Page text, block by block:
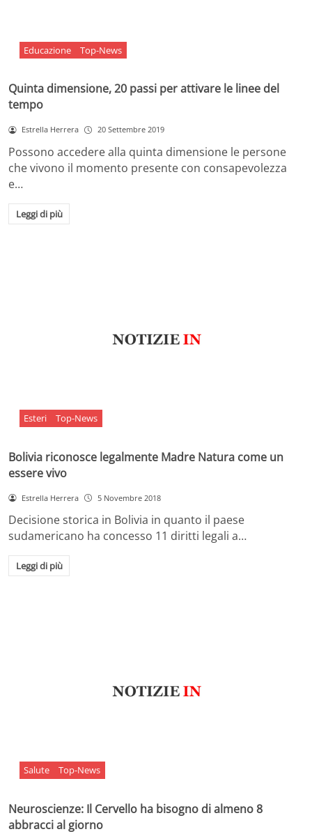
Educazione Top-News
Quinta dimensione, 20 passi per attivare le linee del
tempo
Estrella Herrera 20 Settembre 2019
Possono accedere alla quinta dimensione le persone
che vivono il momento presente con consapevolezza
e…
Leggi di più
Esteri Top-News
Bolivia riconosce legalmente Madre Natura come un
essere vivo
Estrella Herrera 5 Novembre 2018
Decisione storica in Bolivia in quanto il paese
sudamericano ha concesso 11 diritti legali a…
Leggi di più
Salute Top-News
Neuroscienze: Il Cervello ha bisogno di almeno 8
abbracci al giorno